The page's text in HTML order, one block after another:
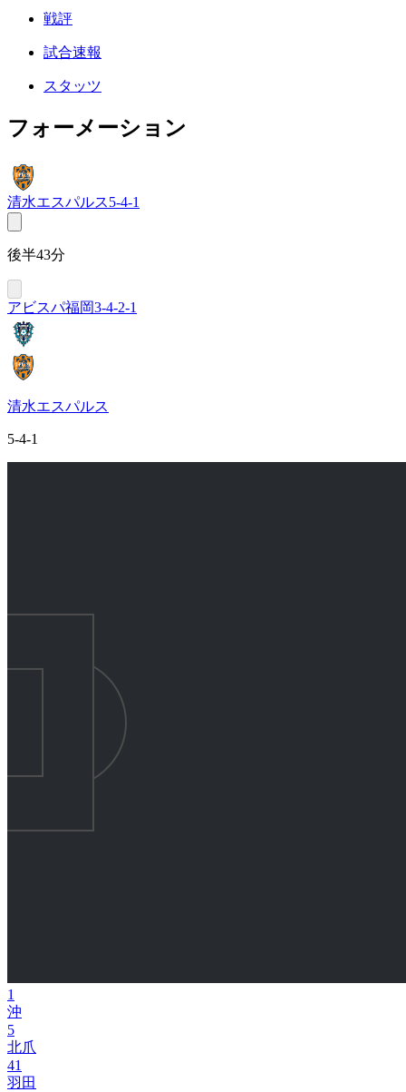
戦評
試合速報
スタッツ
フォーメーション
清水エスパルス5-4-1
後半43分
アビスパ福岡3-4-2-1
清水エスパルス
5-4-1
1
沖
5
北爪
41
羽田